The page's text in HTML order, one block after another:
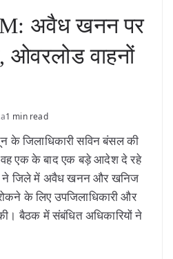
अवैध खनन पर
वाहनों
1 min read
जिलाधिकारी सविन बंसल की
एक के बाद एक बड़े आदेश दे रहे
ने जिले में अवैध खनन और खनिज
के लिए उपजिलाधिकारी और
बैठक में संबंधित अधिकारियों ने